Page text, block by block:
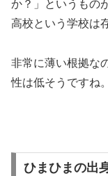
か？」というもの
高校という学校は
非常に薄い根拠な
性は低そうですね。
ひまひまの出